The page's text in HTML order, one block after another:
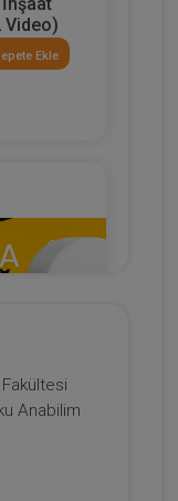
Video)
Ekle
Anabilim